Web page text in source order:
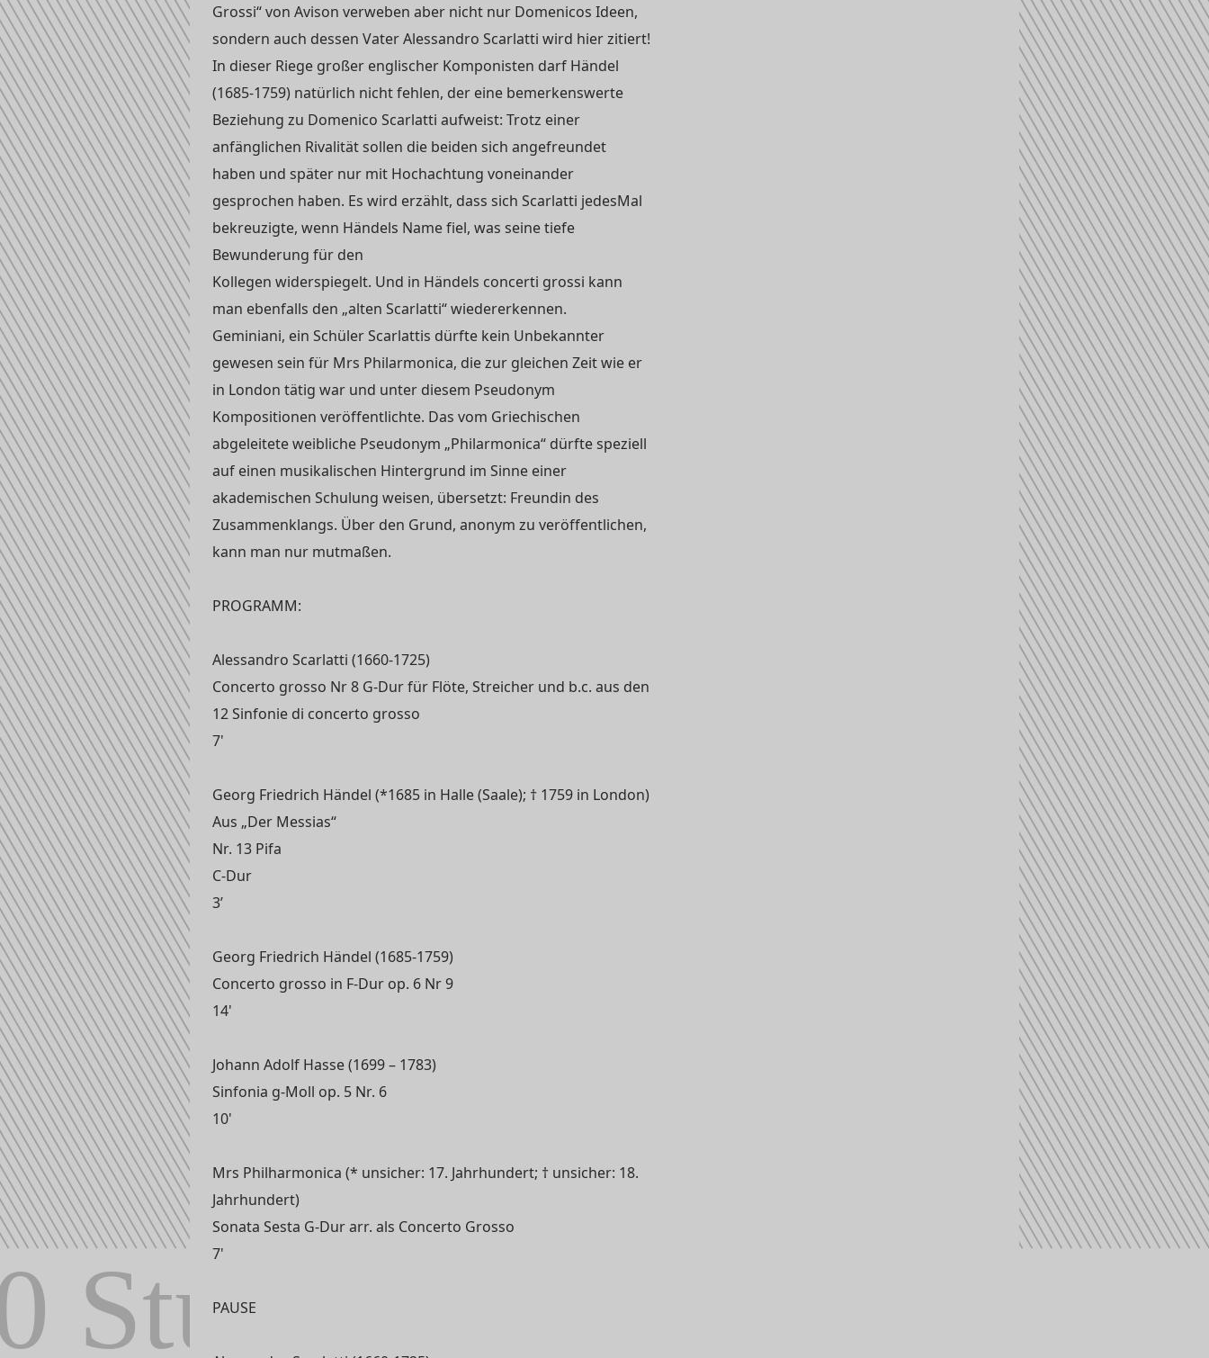
Grossi“ von Avison verweben aber nicht nur Domenicos Ideen,
sondern auch dessen Vater Alessandro Scarlatti wird hier zitiert!
In dieser Riege großer englischer Komponisten darf Händel
(1685-1759) natürlich nicht fehlen, der eine bemerkenswerte
Beziehung zu Domenico Scarlatti aufweist: Trotz einer
anfänglichen Rivalität sollen die beiden sich angefreundet
haben und später nur mit Hochachtung voneinander
gesprochen haben. Es wird erzählt, dass sich Scarlatti jedesMal
bekreuzigte, wenn Händels Name fiel, was seine tiefe
Bewunderung für den
Kollegen widerspiegelt. Und in Händels concerti grossi kann
man ebenfalls den „alten Scarlatti“ wiedererkennen.
Geminiani, ein Schüler Scarlattis dürfte kein Unbekannter
gewesen sein für Mrs Philarmonica, die zur gleichen Zeit wie er
in London tätig war und unter diesem Pseudonym
Kompositionen veröffentlichte. Das vom Griechischen
abgeleitete weibliche Pseudonym „Philarmonica“ dürfte speziell
auf einen musikalischen Hintergrund im Sinne einer
akademischen Schulung weisen, übersetzt: Freundin des
Zusammenklangs. Über den Grund, anonym zu veröffentlichen,
kann man nur mutmaßen.
PROGRAMM:
Alessandro Scarlatti (1660-1725)
Concerto grosso Nr 8 G-Dur für Flöte, Streicher und b.c. aus den
12 Sinfonie di concerto grosso
7'
Georg Friedrich Händel (*1685 in Halle (Saale); † 1759 in London)
Aus „Der Messias“
Nr. 13 Pifa
C-Dur
3’
Georg Friedrich Händel (1685-1759)
Concerto grosso in F-Dur op. 6 Nr 9
14'
Johann Adolf Hasse (1699 – 1783)
Sinfonia g-Moll op. 5 Nr. 6
10'
Mrs Philharmonica (* unsicher: 17. Jahrhundert; † unsicher: 18.
Jahrhundert)
Sonata Sesta G-Dur arr. als Concerto Grosso
7'
PAUSE